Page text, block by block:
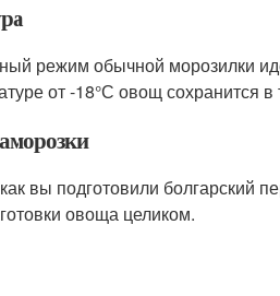
режим обычной морозилки
от -18°С овощ сохранится в
вы подготовили болгарский
овоща целиком.